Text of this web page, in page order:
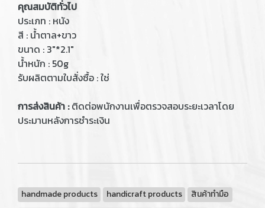
คุณสมบัติทั่วไป
ประเภท : หนัง
สี : น้ำตาล+ขาว
ขนาด : 3"*2.1"
น้ำหนัก : 50g
รับผลิตตามใบสั่งซื้อ : ใช่
การส่งสินค้า :ติดต่อพนักงานเพื่อตรวจสอบระยะเวลาโดย
ประมานหลังการชำระเงิน
handmade products handicraft products
สินค้าทำมือ